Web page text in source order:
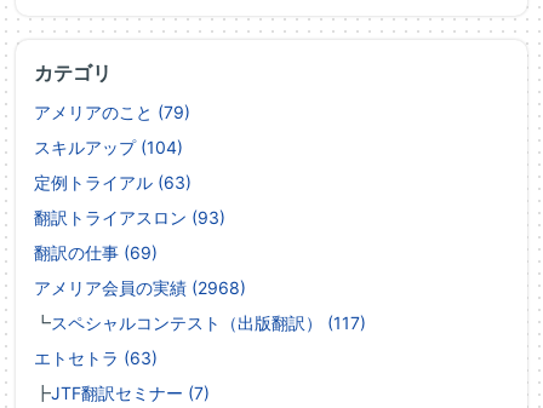
カテゴリ
アメリアのこと (79)
スキルアップ (104)
定例トライアル (63)
翻訳トライアスロン (93)
翻訳の仕事 (69)
アメリア会員の実績 (2968)
┗スペシャルコンテスト（出版翻訳） (117)
エトセトラ (63)
┣JTF翻訳セミナー (7)